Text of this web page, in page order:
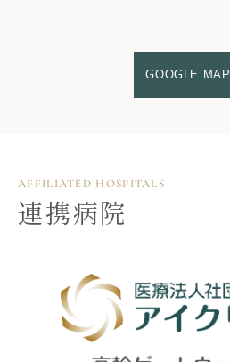
GOOGLE MAP
AFFILIATED HOSPITALS
連携病院